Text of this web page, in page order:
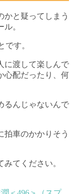
かと疑ってしまう
。
です。
に渡して楽しんで
心配だったり、何
るんじゃないんで
拍車のかかりそう
てください。